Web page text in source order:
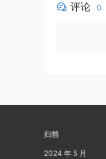
评论 0
归档
2024 年 5 月